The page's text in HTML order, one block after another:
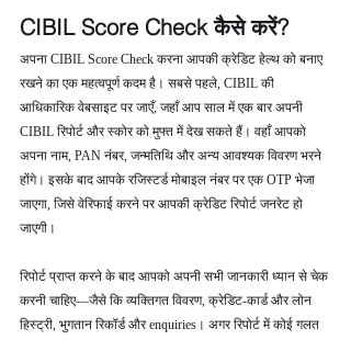
CIBIL Score Check कैसे करें?
अपना CIBIL Score Check करना आपकी क्रेडिट हेल्थ को बनाए
रखने का एक महत्वपूर्ण कदम है। सबसे पहले, CIBIL की
आधिकारिक वेबसाइट पर जाएँ, जहाँ आप साल में एक बार अपनी
CIBIL रिपोर्ट और स्कोर को मुफ्त में देख सकते हैं। वहाँ आपको
अपना नाम, PAN नंबर, जन्मतिथि और अन्य आवश्यक विवरण भरने
होंगे। इसके बाद आपके रजिस्टर्ड मोबाइल नंबर पर एक OTP भेजा
जाएगा, जिसे वेरिफाई करने पर आपकी क्रेडिट रिपोर्ट जनरेट हो
जाएगी।
रिपोर्ट प्राप्त करने के बाद आपको अपनी सभी जानकारी ध्यान से चेक
करनी चाहिए—जैसे कि व्यक्तिगत विवरण, क्रेडिट-कार्ड और लोन
हिस्ट्री, भुगतान रिकॉर्ड और enquiries। अगर रिपोर्ट में कोई गलत